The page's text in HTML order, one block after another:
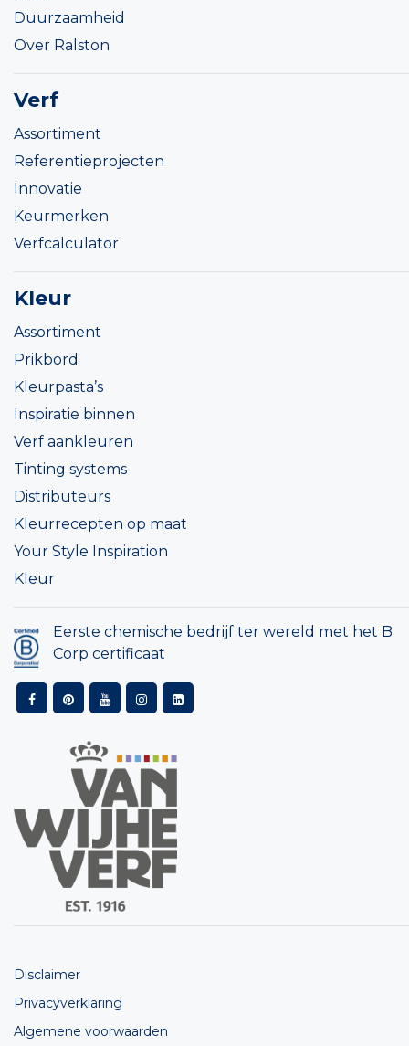
Duurzaamheid
Over Ralston
Verf
Assortiment
Referentieprojecten
Innovatie
Keurmerken
Verfcalculator
Kleur
Assortiment
Prikbord
Kleurpasta’s
Inspiratie binnen
Verf aankleuren
Tinting systems
Distributeurs
Kleurrecepten op maat
Your Style Inspiration
Kleur
Eerste chemische bedrijf ter wereld met het B
Corp certificaat
Disclaimer
Privacyverklaring
Algemene voorwaarden